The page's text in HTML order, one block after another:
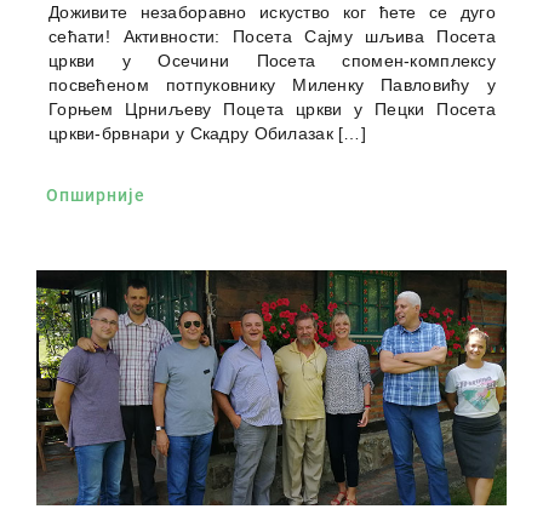
Доживите незаборавно искуство ког ћете се дуго
сећати! Активности: Посета Сајму шљива Посета
цркви у Осечини Посета спомен-комплексу
посвећеном потпуковнику Миленку Павловићу у
Горњем Црниљеву Поцета цркви у Пецки Посета
цркви-брвнари у Скадру Обилазак […]
Опширније